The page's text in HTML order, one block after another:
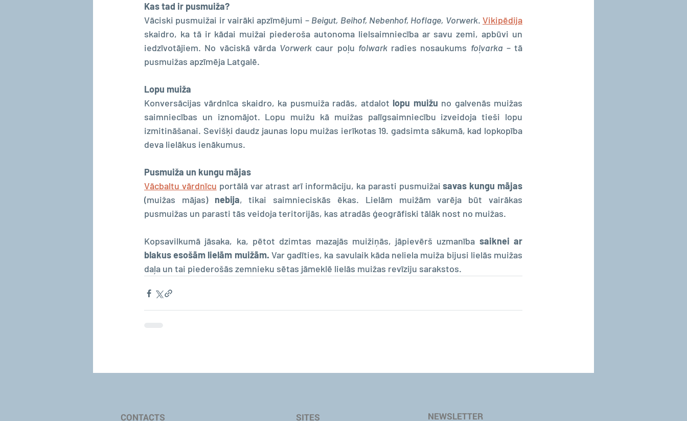
Kas tad ir pusmuiža?
Vāciski pusmuižai ir vairāki apzīmējumi – Beigut, Beihof, Nebenhof, Hoflage, Vorwerk. Vikipēdija
skaidro, ka tā ir kādai muižai piederoša autonoma lielsaimniecība ar savu zemi, apbūvi un
iedzīvotājiem. No vāciskā vārda Vorwerk caur poļu folwark radies nosaukums foļvarka – tā
pusmuižas apzīmēja Latgalē.
Lopu muiža
Konversācijas vārdnīca skaidro, ka pusmuiža radās, atdalot lopu muižu no galvenās muižas
saimniecības un iznomājot. Lopu muižu kā muižas palīgsaimniecību izveidoja tieši lopu
izmitināšanai. Sevišķi daudz jaunas lopu muižas ierīkotas 19. gadsimta sākumā, kad lopkopība
deva lielākus ienākumus.
Pusmuiža un kungu mājas
Vācbaltu vārdnīcu portālā var atrast arī informāciju, ka parasti pusmuižai savas kungu mājas
(muižas mājas) nebija, tikai saimnieciskās ēkas. Lielām muižām varēja būt vairākas
pusmuižas un parasti tās veidoja teritorijās, kas atradās ģeogrāfiski tālāk nost no muižas.
Kopsavilkumā jāsaka, ka, pētot dzimtas mazajās muižiņās, jāpievērš uzmanība saiknei ar
blakus esošām lielām muižām. Var gadīties, ka savulaik kāda neliela muiža bijusi lielās muižas
daļa un tai piederošās zemnieku sētas jāmeklē lielās muižas revīziju sarakstos.
CONTACTS SITES NEWSLETTER